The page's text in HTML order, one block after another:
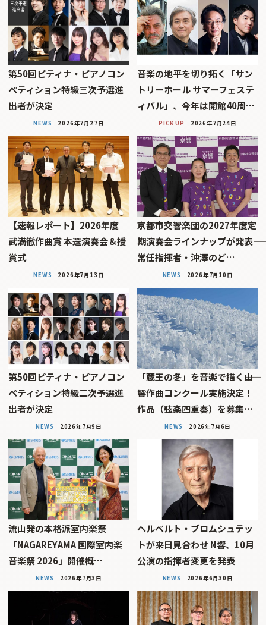
第50回ピティナ・ピアノコン
ペティション特級三次予選進
出者が決定
NEWS 2026年7月27日
音楽の地平を切り拓く「サン
トリーホール サマーフェステ
ィバル」、今年は開館40周…
PICK UP 2026年7月24日
【速報レポート】2026年度
武満徹作曲賞 本選演奏会＆授
賞式
NEWS 2026年7月13日
京都市交響楽団の2027年度定
期演奏会ラインナップが発表――
常任指揮者・沖澤のど…
NEWS 2026年7月10日
第50回ピティナ・ピアノコン
ペティション特級二次予選進
出者が決定
NEWS 2026年7月9日
「蔵王の冬」を音楽で描く――山
響作曲コンクール実施決定！
作品（弦楽四重奏）を募集…
NEWS 2026年7月6日
流山発の本格派室内楽祭
「NAGAREYAMA 国際室内楽
音楽祭 2026」開催概…
NEWS 2026年7月3日
ヘルベルト・ブロムシュテッ
トが来日見合わせ N響、10月
公演の指揮者変更を発表
NEWS 2026年6月30日